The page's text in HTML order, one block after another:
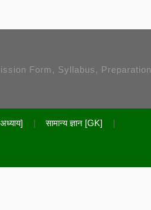
Form, Syllabus, Preparation
सामान्य ज्ञान [GK]